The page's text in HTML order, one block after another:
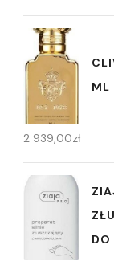
ML
2 939,00zł